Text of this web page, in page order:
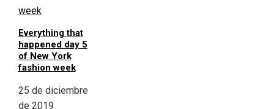
Everything that
happened day 5
of New York
fashion week
25 de diciembre
de 2019